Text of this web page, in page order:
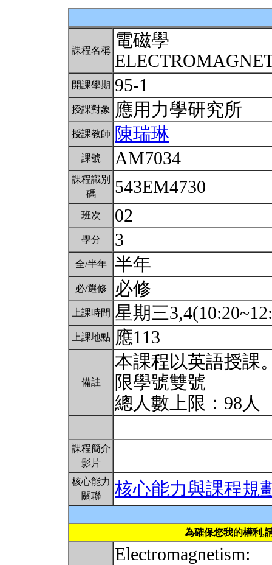
課程名稱
電磁學
開課學期 95-1
授課對象 應用力學研究所
授課教師 陳瑞琳
課號 AM7034
課程識別
碼
543EM4730
班次 02
學分 3
全/半年 半年
必/選修 必修
上課時間 星期三
上課地點 應113
備註
本課程以英語授課
限學號雙號
總人數上限：98人
課程簡介
影片
核心能力
關聯
核心能力與課程規
為確保您我的權利,
Electromagnetism: